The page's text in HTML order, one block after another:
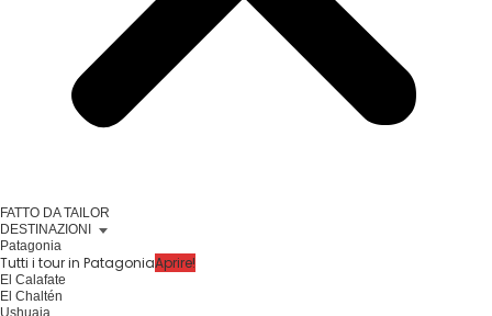
FATTO DA TAILOR
DESTINAZIONI
Patagonia
Tutti i tour in PatagoniaAprire!
El Calafate
El Chaltén
Ushuaia